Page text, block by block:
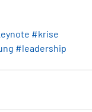
#krise
#leadership